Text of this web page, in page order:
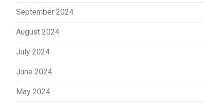
September 2024
August 2024
July 2024
June 2024
May 2024